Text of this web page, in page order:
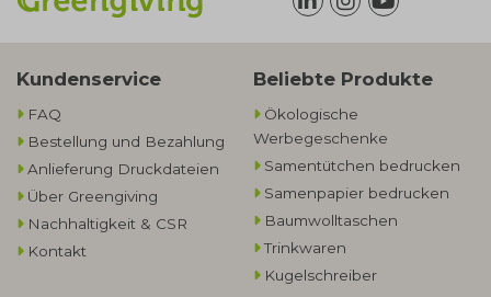
Kundenservice
FAQ
Bestellung und Bezahlung
Anlieferung Druckdateien
Über Greengiving
Nachhaltigkeit & CSR
Kontakt
Beliebte Produkte
Ökologische
Werbegeschenke​
Samentütchen bedrucken
Samenpapier bedrucken
Baumwolltaschen​
Trinkwaren
Kugelschreiber